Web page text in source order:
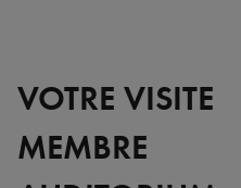
VOTRE VISITE
MEMBRE